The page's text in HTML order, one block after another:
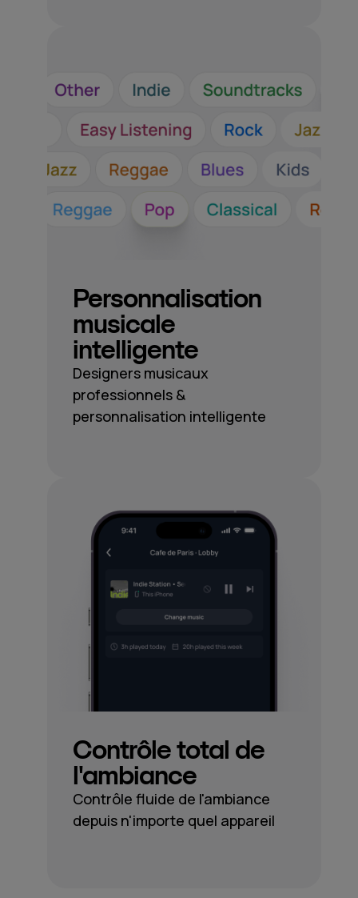
Personnalisation
musicale
intelligente
Designers musicaux
professionnels &
personnalisation intelligente
Contrôle total de
l'ambiance
Contrôle fluide de l'ambiance
depuis n'importe quel appareil